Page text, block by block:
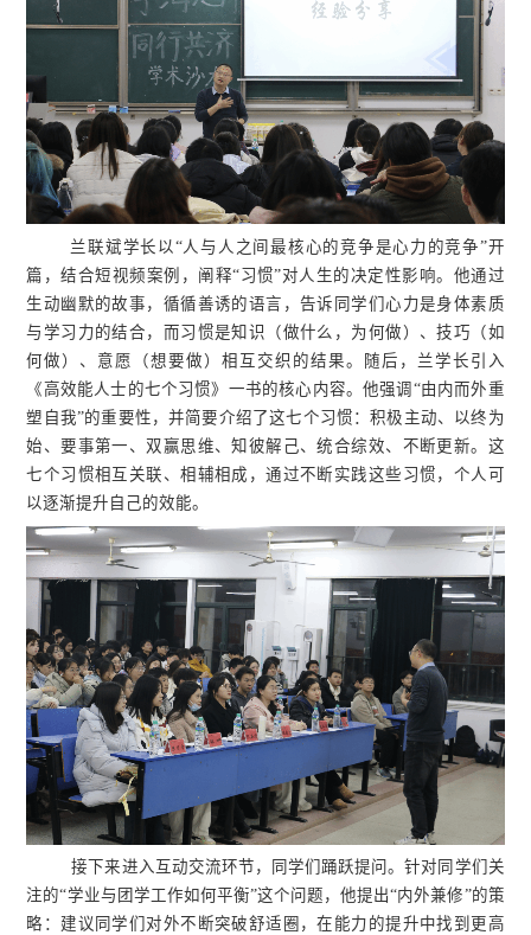
兰联斌学长以“人与人之间最核心的竞争是心力的竞争”开
篇，结合短视频案例，阐释“习惯”对人生的决定性影响。他通过
生动幽默的故事，循循善诱的语言，告诉同学们心力是身体素质
与学习力的结合，而习惯是知识（做什么，为何做）、技巧（如
何做）、意愿（想要做）相互交织的结果。随后，兰学长引入
《高效能人士的七个习惯》一书的核心内容。他强调“由内而外重
塑自我”的重要性，并简要介绍了这七个习惯：积极主动、以终为
始、要事第一、双赢思维、知彼解己、统合综效、不断更新。这
七个习惯相互关联、相辅相成，通过不断实践这些习惯，个人可
以逐渐提升自己的效能。
接下来进入互动交流环节，同学们踊跃提问。针对同学们关
注的“学业与团学工作如何平衡”这个问题，他提出“内外兼修”的策
略：建议同学们对外不断突破舒适圈，在能力的提升中找到更高